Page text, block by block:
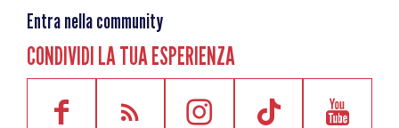
Entra nella community
CONDIVIDI LA TUA ESPERIENZA